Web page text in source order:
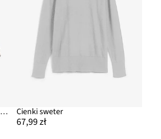
Sweter we wzór skóry węża z rękawami typu nietoperz Cienki sweter
67,99 zł